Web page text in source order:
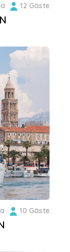
12 Gäste
10 Gäste